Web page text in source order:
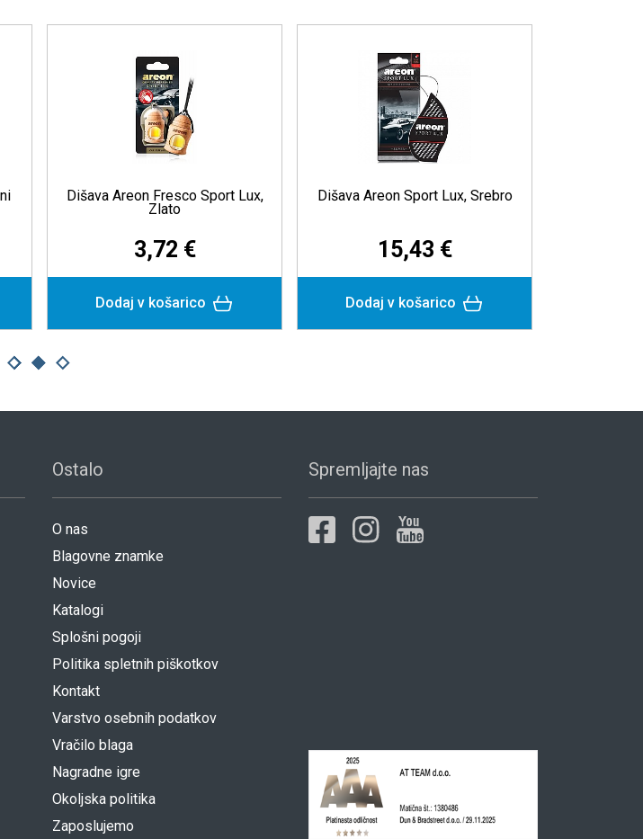
Dišava Areon Fresco Sport Lux,
Zlato
3,72 €
Dodaj v košarico
Dišava Areon Sport Lux, Srebro
15,43 €
Dodaj v košarico
Ostalo
O nas
Blagovne znamke
Novice
Katalogi
Splošni pogoji
Politika spletnih piškotkov
Kontakt
Varstvo osebnih podatkov
Vračilo blaga
Nagradne igre
Okoljska politika
Zaposlujemo
Spremljajte nas